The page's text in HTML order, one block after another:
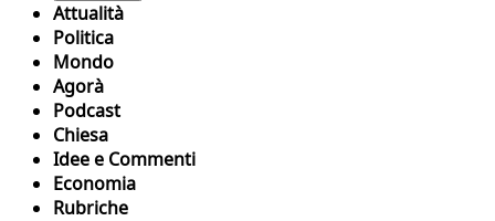
Attualità
Politica
Mondo
Agorà
Podcast
Chiesa
Idee e Commenti
Economia
Rubriche